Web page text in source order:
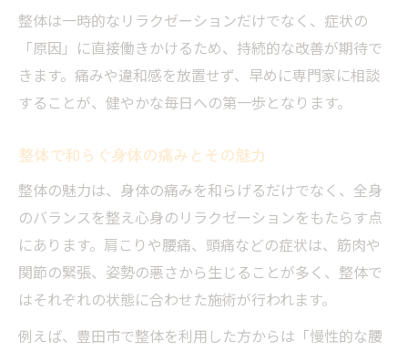
整体は一時的なリラクゼーションだけでなく、症状の
「原因」に直接働きかけるため、持続的な改善が期待で
きます。痛みや違和感を放置せず、早めに専門家に相談
することが、健やかな毎日への第一歩となります。
整体で和らぐ身体の痛みとその魅力
整体の魅力は、身体の痛みを和らげるだけでなく、全身
のバランスを整え心身のリラクゼーションをもたらす点
にあります。肩こりや腰痛、頭痛などの症状は、筋肉や
関節の緊張、姿勢の悪さから生じることが多く、整体で
はそれぞれの状態に合わせた施術が行われます。
例えば、豊田市で整体を利用した方からは「慢性的な腰